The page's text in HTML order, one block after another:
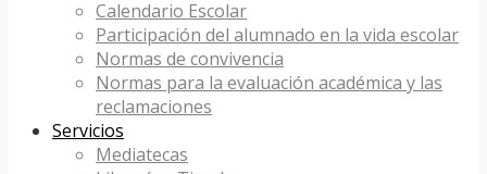
Calendario Escolar
Participación del alumnado en la vida escolar
Normas de convivencia
Normas para la evaluación académica y las
reclamaciones
Servicios
Mediatecas